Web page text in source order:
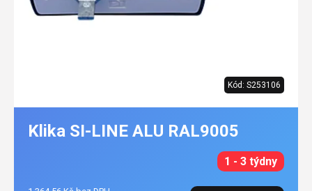
Kód: S253106
Klika SI-LINE ALU RAL9005
1 - 3 týdny